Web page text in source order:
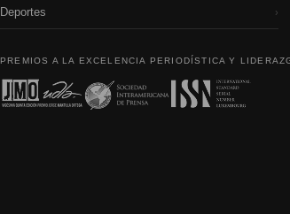
Deportes ›
PREMIOS A LA EXCELENCIA PERIODÍSTICA Y